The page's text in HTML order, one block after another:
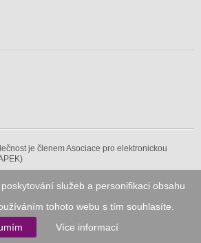
služeb a personifikaci obsahu
tohoto webu s tím souhlasíte.
Více informací
je členem Asociace pro elektronickou